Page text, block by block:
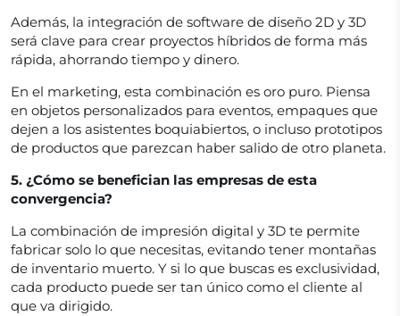
Además, la integración de software de diseño 2D y 3D
será clave para crear proyectos híbridos de forma más
rápida, ahorrando tiempo y dinero.
En el marketing, esta combinación es oro puro. Piensa
en objetos personalizados para eventos, empaques que
dejen a los asistentes boquiabiertos, o incluso prototipos
de productos que parezcan haber salido de otro planeta.
5. ¿Cómo se benefician las empresas de esta
convergencia?
La combinación de impresión digital y 3D te permite
fabricar solo lo que necesitas, evitando tener montañas
de inventario muerto. Y si lo que buscas es exclusividad,
cada producto puede ser tan único como el cliente al
que va dirigido.